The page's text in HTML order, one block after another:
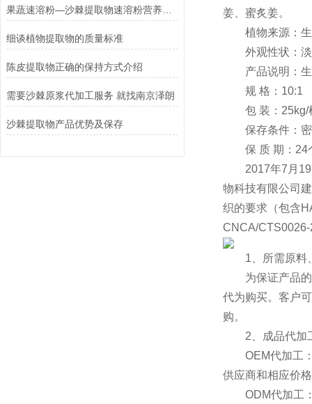
果蔬速溶粉—沙棘提取物速溶粉营养丰富
细谈植物提取物的质量标准
陈皮提取物正确的保持方式介绍
需要沙棘原浆代加工服务 就找南京泽朗
沙棘提取物产品优势及保存
姜、蜜炙姜。
植物来源：生
外观性状：淡
产品说明：生
规 格：10:1
包 装：25kg/
保存条件：密
保 质 期：24
2017年7月19日
物科技有限公司
织的要求（包含
CNCA/
1、所需原料、
为保证产品的
代为购买。客户
购。
2、成品代加
OEM代加工：
供应商和相应价
ODM代加工：